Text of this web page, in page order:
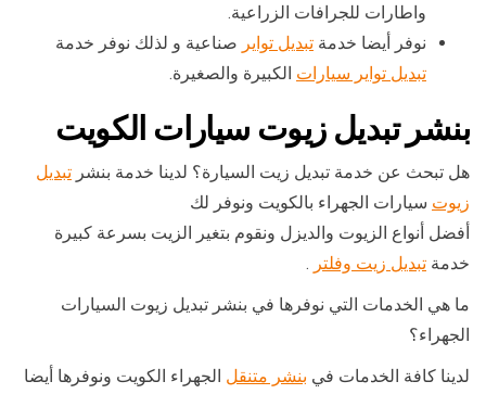
واطارات للجرافات الزراعية.
نوفر أيضا خدمة تبديل تواير صناعية و لذلك نوفر خدمة
تبديل تواير سيارات الكبيرة والصغيرة.
بنشر تبديل زيوت سيارات الكويت
هل تبحث عن خدمة تبديل زيت السيارة؟ لدينا خدمة بنشر تبديل
زيوت سيارات الجهراء بالكويت ونوفر لك
أفضل أنواع الزيوت والديزل ونقوم بتغير الزيت بسرعة كبيرة
خدمة تبديل زيت وفلتر .
ما هي الخدمات التي نوفرها في بنشر تبديل زيوت السيارات
الجهراء؟
لدينا كافة الخدمات في بنشر متنقل الجهراء الكويت ونوفرها أيضا